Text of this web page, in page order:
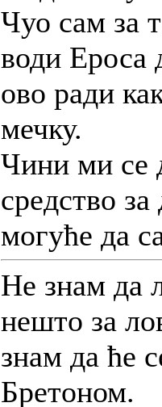
Чуо сам за
води Ероса
ово ради
мечку.
Чини ми се
средство
могуће да
Не знам да
нешто за
знам да ће
Бретоном.